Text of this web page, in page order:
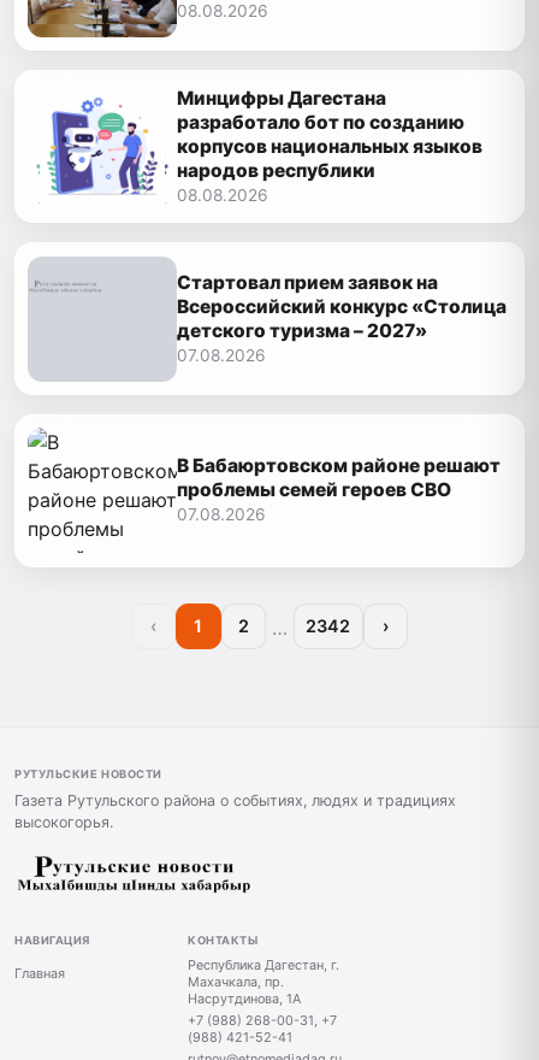
08.08.2026
Минцифры Дагестана
разработало бот по созданию
корпусов национальных языков
народов республики
08.08.2026
Стартовал прием заявок на
Всероссийский конкурс «Столица
детского туризма – 2027»
07.08.2026
В Бабаюртовском районе решают
проблемы семей героев СВО
07.08.2026
‹ 1 2 … 2342 ›
РУТУЛЬСКИЕ НОВОСТИ
Газета Рутульского района о событиях, людях и традициях
высокогорья.
НАВИГАЦИЯ
Главная
КОНТАКТЫ
Республика Дагестан, г.
Махачкала, пр.
Насрутдинова, 1А
+7 (988) 268-00-31, +7
(988) 421-52-41